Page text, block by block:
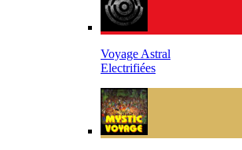
Voyage Astral
Electrifiées